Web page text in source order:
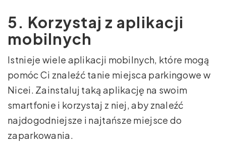
5. Korzystaj z aplikacji
mobilnych
Istnieje wiele aplikacji mobilnych, które mogą
pomóc Ci znaleźć tanie miejsca parkingowe w
Nicei. Zainstaluj taką aplikację na swoim
smartfonie i korzystaj z niej, aby znaleźć
najdogodniejsze i najtańsze miejsce do
zaparkowania.